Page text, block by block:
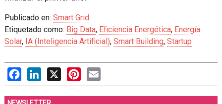
Publicado en: Smart Grid
Etiquetado como: Big Data, Eficiencia Energética, Energía
Solar, IA (Inteligencia Artificial), Smart Building, Startup
FacebookLinkedIn
X PinterestEmail